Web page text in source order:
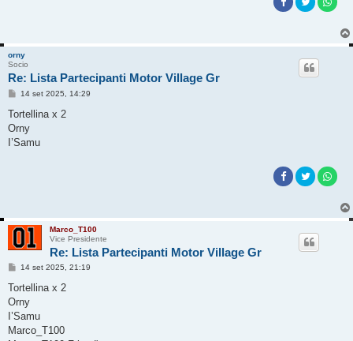
orny
Socio
Re: Lista Partecipanti Motor Village Gr
M
s
a
g
14 set 2025, 14:29
Tortellina x 2
Orny
I’Samu
Marco_T100
Vice Presidente
Re: Lista Partecipanti Motor Village Gr
M
s
a
g
i
14 set 2025, 21:19
Tortellina x 2
Orny
I’Samu
Marco_T100